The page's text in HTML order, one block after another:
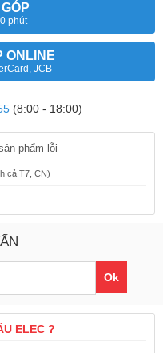
phút
ONLINE
JCB
(8:00 - 18:00)
phẩm lỗi
cả T7, CN)
Ok
ELEC ?